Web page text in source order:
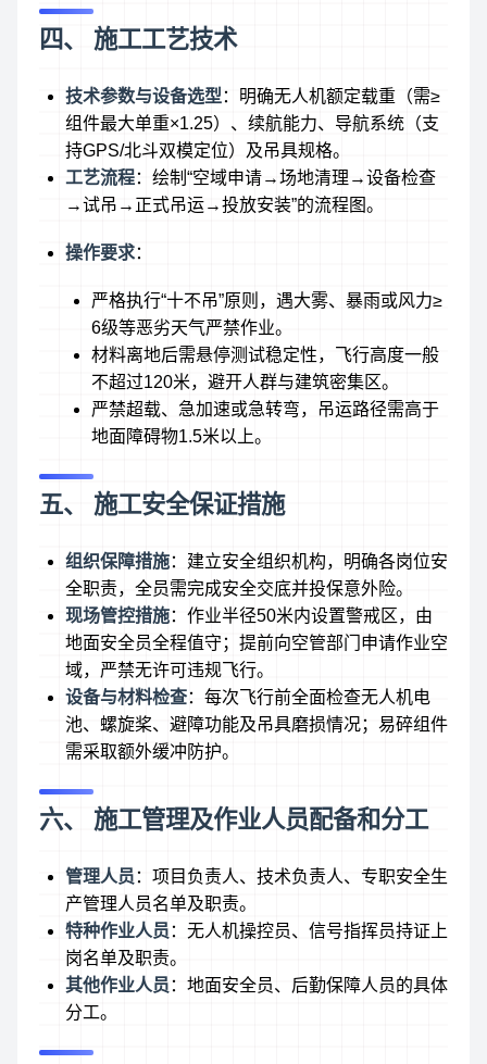
四、 施工工艺技术
技术参数与设备选型 ：明确无人机额定载重（需≥
组件最大单重×1.25）、续航能力、导航系统（支
持GPS/北斗双模定位）及吊具规格。
工艺流程：绘制“空域申请→场地清理→设备检查
→试吊→正式吊运→投放安装”的流程图。
操作要求：
严格执行“十不吊”原则，遇大雾、暴雨或风力≥
6级等恶劣天气严禁作业。
材料离地后需悬停测试稳定性，飞行高度一般
不超过120米，避开人群与建筑密集区。
严禁超载、急加速或急转弯，吊运路径需高于
地面障碍物1.5米以上。
五、 施工安全保证措施
组织保障措施：建立安全组织机构，明确各岗位安
全职责，全员需完成安全交底并投保意外险。
现场管控措施：作业半径50米内设置警戒区，由
地面安全员全程值守；提前向空管部门申请作业空
域，严禁无许可违规飞行。
设备与材料检查：每次飞行前全面检查无人机电
池、螺旋桨、避障功能及吊具磨损情况；易碎组件
需采取额外缓冲防护。
六、 施工管理及作业人员配备和分工
管理人员：项目负责人、技术负责人、专职安全生
产管理人员名单及职责。
特种作业人员 ：无人机操控员、信号指挥员持证上
岗名单及职责。
其他作业人员：地面安全员、后勤保障人员的具体
分工。